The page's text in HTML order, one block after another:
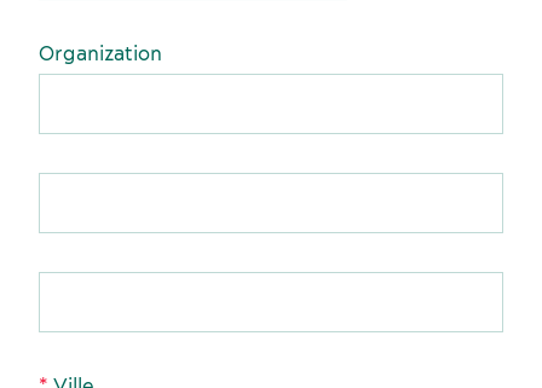
Fournisseurs
Activités et expériences
Organization